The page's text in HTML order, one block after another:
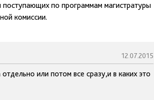
поступающих по программам магистратуры
комиссии.
12.07.2015
или потом все сразу,и в каких это